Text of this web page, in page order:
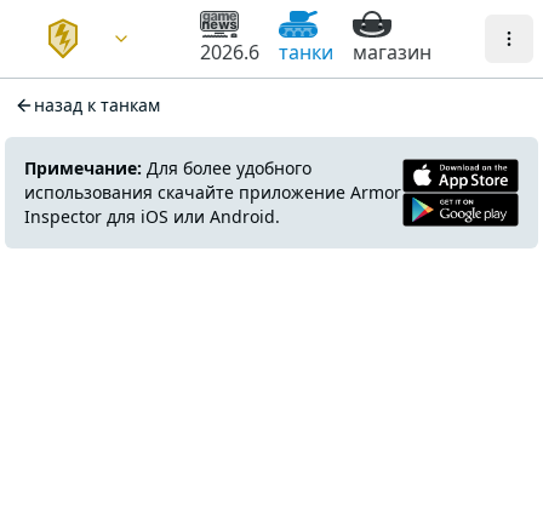
2026.6 танки магазин
назад к танкам
Примечание: Для более удобного
использования скачайте приложение Armor
Inspector для iOS или Android.